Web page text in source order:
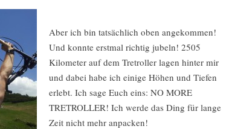
Aber ich bin tatsächlich oben angekommen!
Und konnte erstmal richtig jubeln! 2505
Kilometer auf dem Tretroller lagen hinter mir
und dabei habe ich einige Höhen und Tiefen
erlebt. Ich sage Euch eins: NO MORE
TRETROLLER! Ich werde das Ding für lange
Zeit nicht mehr anpacken!